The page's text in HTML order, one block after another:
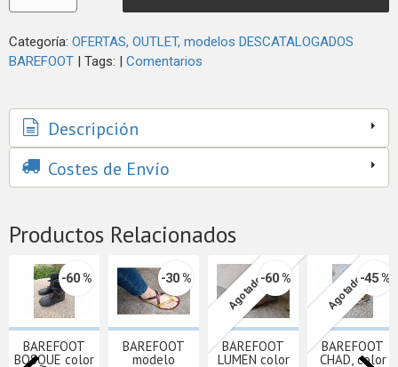
Categoría: OFERTAS, OUTLET, modelos DESCATALOGADOS
BAREFOOT | Tags: | Comentarios
Descripción
Costes de Envío
Productos Relacionados
-60 %
BAREFOOT
BOSQUE color
-30 %
BAREFOOT
modelo
Agotado-60 %
BAREFOOT
LUMEN color
Agotado-45 %
BAREFOOT
CHAD, color